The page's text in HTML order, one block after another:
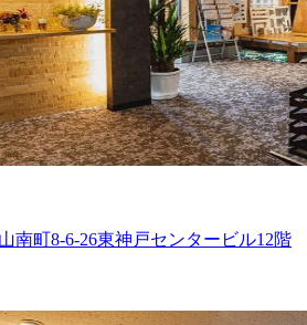
南町8-6-26東神戸センタービル12階